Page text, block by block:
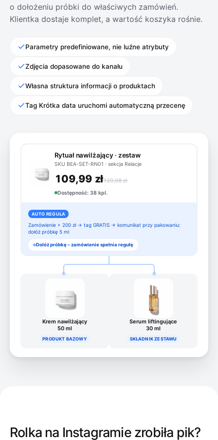
o dołożeniu próbki do właściwych zamówień.
Klientka dostaje komplet, a wartość koszyka rośnie.
Parametry predefiniowane, nie luźne atrybuty
Zdjęcia dopasowane do kanału
Własna struktura informacji o produktach
Tag Krótka data uruchomi automatyczną przecenę
Rytuał nawilżający · zestaw
SKU BEA-SET-RN01 · sekcja Relacje
109,99 zł129,98 zł
Dostępność: 38 kpl.
AUTO REGUŁA
Zamówienie > 200 zł → tag GRATIS → komunikat przy pakowaniu:
dołóż próbkę 5 ml
Dołóż próbkę – zamówienie spełnia regułę
Krem nawilżający
50 ml
PRODUKT BAZOWY
Serum liftingujące
30 ml
SKŁADNIK ZESTAWU
Rolka na Instagramie zrobiła pik?